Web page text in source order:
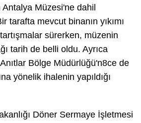
Müzesi'ne dahil
tarafta mevcut binanın yıkımı
sürerken, müzenin
tarih de belli oldu. Ayrıca
Bölge Müdürlüğü'n8ce de
yönelik ihalenin yapıldığı
Döner Sermaye İşletmesi